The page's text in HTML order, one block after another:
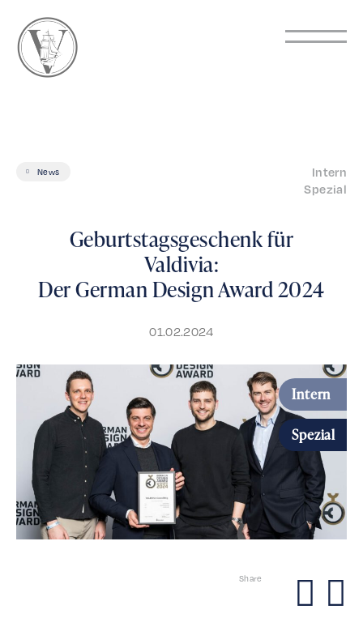
News
Intern
Spezial
Geburtstagsgeschenk für
Valdivia:
Der German Design Award 2024
01.02.2024
Intern
Spezial
Share